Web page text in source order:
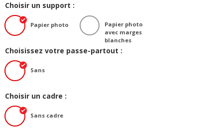
Choisir un support :
Papier photo
Papier photo
avec marges
blanches
Choisissez votre passe-partout :
Sans
Choisir un cadre :
Sans cadre